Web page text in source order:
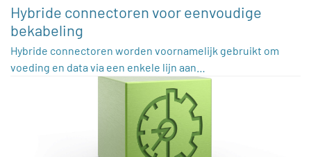
Hybride connectoren voor eenvoudige
bekabeling
Hybride connectoren worden voornamelijk gebruikt om
voeding en data via een enkele lijn aan…